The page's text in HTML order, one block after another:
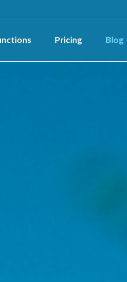
Pricing Blog